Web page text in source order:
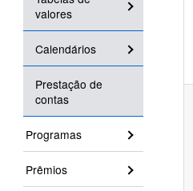
valores
Calendários
Prestação de
contas
Programas
Prêmios